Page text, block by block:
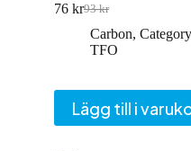
93kr
Det
ursprungliga
priset
76 krDet
nuvarande
priset
Carbon, Category
TFO
Lägg till i